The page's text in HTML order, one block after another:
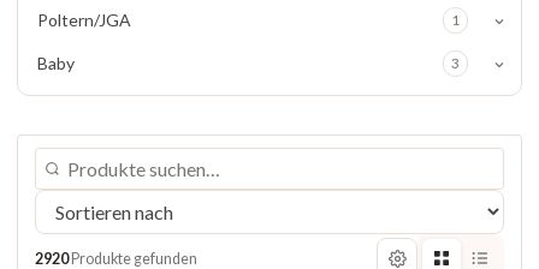
Poltern/JGA 1
Baby 3
2920Produkte gefunden